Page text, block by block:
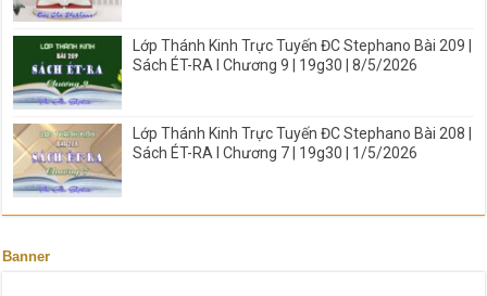
Lớp Thánh Kinh Trực Tuyến ĐC Stephano Bài 209 |
Sách ÉT-RA I Chương 9 | 19g30 | 8/5/2026
Lớp Thánh Kinh Trực Tuyến ĐC Stephano Bài 208 |
Sách ÉT-RA I Chương 7 | 19g30 | 1/5/2026
Banner